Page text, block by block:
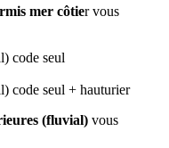
mer côtier vous
code seul
code seul + hauturier
(fluvial) vous